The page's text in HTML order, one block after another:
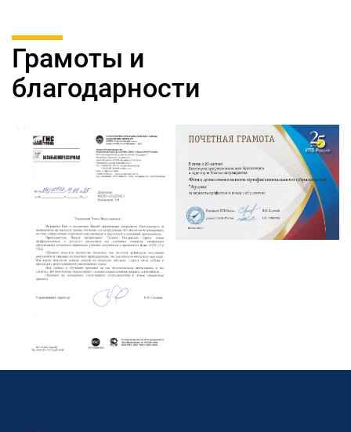
Грамоты и
благодарности